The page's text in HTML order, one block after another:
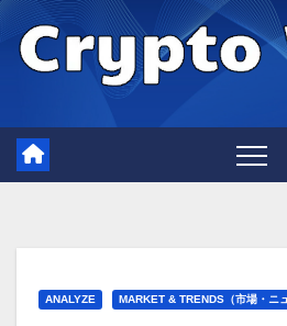
Skip
ANALYZE MARKET & TRENDS（市場・ニ